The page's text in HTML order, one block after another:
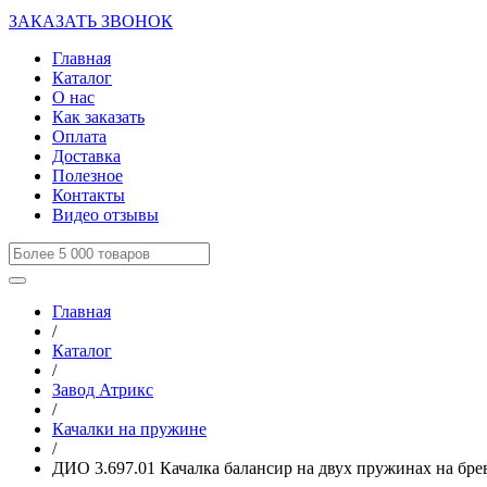
ЗАКАЗАТЬ ЗВОНОК
Главная
Каталог
О нас
Как заказать
Оплата
Доставка
Полезное
Контакты
Видео отзывы
Главная
/
Каталог
/
Завод Атрикс
/
Качалки на пружине
/
ДИО 3.697.01 Качалка балансир на двух пружинах на